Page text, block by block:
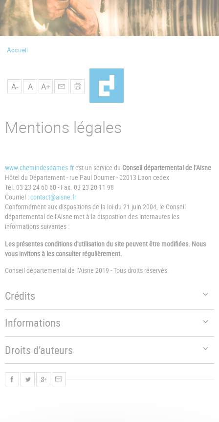
Navigation
FilAccueil
A- A A+
Mentions légales
www.chemindesdames.frest un service du Conseil départemental de l’Aisne
Hôtel du Département - rue Paul Doumer - 02013 Laon cedex
Tél. 03 23 24 60 60 - Fax. 03 23 20 11 98
Courriel :contact@aisne.fr
Conformément aux dispositions de la loi du 21 juin 2004, le Conseil
départemental de l’Aisne met à la disposition des internautes les
informations suivantes :
Les présentes conditions d'utilisation du site peuvent être modifiées. Nous
vous invitons à les consulter régulièrement.
Conseil départemental de l’Aisne 2019 - Tous droits réservés.
Crédits
Informations
Droits d’auteurs